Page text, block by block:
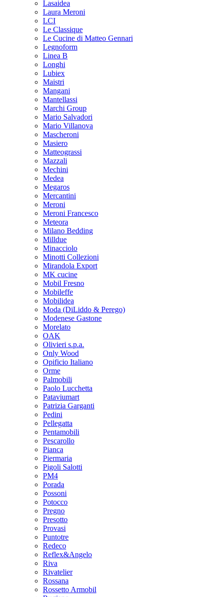
Lasaidea
Laura Meroni
LCI
Le Classique
Le Cucine di Matteo Gennari
Legnoform
Linea B
Longhi
Lubiex
Maistri
Mangani
Mantellassi
Marchi Group
Mario Salvadori
Mario Villanova
Mascheroni
Masiero
Matteograssi
Mazzali
Mechini
Medea
Megaros
Mercantini
Meroni
Meroni Francesco
Meteora
Milano Bedding
Milldue
Minacciolo
Minotti Collezioni
Mirandola Export
MK cucine
Mobil Fresno
Mobileffe
Mobilidea
Moda (DiLiddo & Perego)
Modenese Gastone
Morelato
OAK
Olivieri s.p.a.
Only Wood
Opificio Italiano
Orme
Palmobili
Paolo Lucchetta
Pataviumart
Patrizia Garganti
Pedini
Pellegatta
Pentamobili
Pescarollo
Pianca
Piermaria
Pigoli Salotti
PM4
Porada
Possoni
Potocco
Pregno
Presotto
Provasi
Puntotre
Redeco
Reflex&Angelo
Riva
Rivatelier
Rossana
Rossetto Armobil